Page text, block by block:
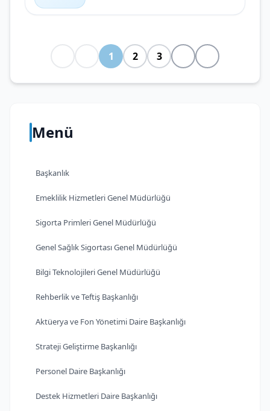
Menü
Başkanlık
Emeklilik Hizmetleri Genel Müdürlüğü
Sigorta Primleri Genel Müdürlüğü
Genel Sağlık Sigortası Genel Müdürlüğü
Bilgi Teknolojileri Genel Müdürlüğü
Rehberlik ve Teftiş Başkanlığı
Aktüerya ve Fon Yönetimi Daire Başkanlığı
Strateji Geliştirme Başkanlığı
Personel Daire Başkanlığı
Destek Hizmetleri Daire Başkanlığı
1 2 3